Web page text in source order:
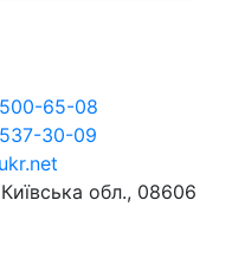
65-08
30-09
обл., 08606